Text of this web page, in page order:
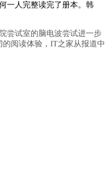
一人完整读完了册本。韩
尝试室的脑电波尝试进一步
阅读体验，IT之家从报道中